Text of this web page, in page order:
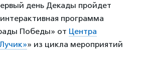
день Декады пройдет
программа
Победы» от Центра
» из цикла мероприятий